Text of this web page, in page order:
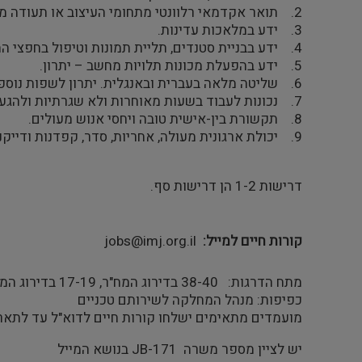
2. תואר אקדמאי רלוונטי מתחומי העיצוב או תעודה מקצועית רלוונטית כגון נגרות / מסגרות וכו' ממוסדות מוכרים כגון: בצלאל, שנקר, משרד העבודה וכו'
3. ידע במלאכות עדינות.
4. ידע בבניית סטנדים, תליית תמונות וטיפול בחפצי המוזיאון. היכרות עם סביבת עבודה מוזיאלית - יתרון
5. ידע בהפעלת מכונות תלויות מחשב – יתרון.
6. שליטה מלאה בעברית ובאנגלית. יתרון לשפות נוספות.
7. נכונות לעבוד בשעות מאוחרות ולא שגרתיות ולהגעה בקריאות פתע.
8. תקשורת בין-אישית טובה ויחסי אנוש מעולים.
9. יכולת ארגונית מעולה, אחריות, סדר, קפדנות ודייקנות.
דרישות 1-2 הן דרישות סף.
קורות חיים למייל jobs@imj.org.il
מתח הדרגות: 38-40 בדירוג המח"ר, 17-19 בדירוג המנהלי
כפיפות: מנהל המחלקה לשירותם טכניים
מועמדים מתאימים ישלחו קורות חיים לדוא"ל עד לתאריך
יש לציין מספר משרה JB-171 בנושא המייל